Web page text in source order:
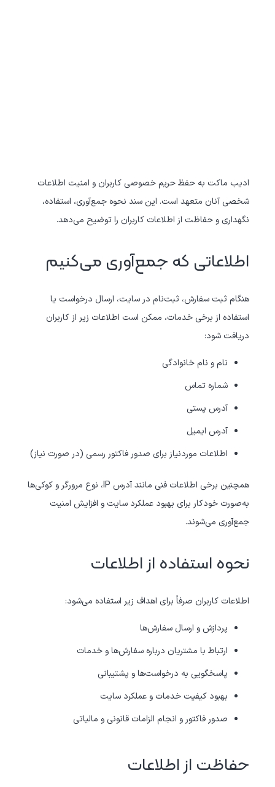
ادیب ماکت به حفظ حریم خصوصی کاربران و امنیت اطلاعات
شخصی آنان متعهد است. این سند نحوه جمع‌آوری، استفاده،
نگهداری و حفاظت از اطلاعات کاربران را توضیح می‌دهد.
اطلاعاتی که جمع‌آوری می‌کنیم
هنگام ثبت سفارش، ثبت‌نام در سایت، ارسال درخواست یا
استفاده از برخی خدمات، ممکن است اطلاعات زیر از کاربران
دریافت شود:
نام و نام خانوادگی
شماره تماس
آدرس پستی
آدرس ایمیل
اطلاعات موردنیاز برای صدور فاکتور رسمی (در صورت نیاز)
همچنین برخی اطلاعات فنی مانند آدرس IP، نوع مرورگر و کوکی‌ها
به‌صورت خودکار برای بهبود عملکرد سایت و افزایش امنیت
جمع‌آوری می‌شوند.
نحوه استفاده از اطلاعات
اطلاعات کاربران صرفاً برای اهداف زیر استفاده می‌شود:
پردازش و ارسال سفارش‌ها
ارتباط با مشتریان درباره سفارش‌ها و خدمات
پاسخگویی به درخواست‌ها و پشتیبانی
بهبود کیفیت خدمات و عملکرد سایت
صدور فاکتور و انجام الزامات قانونی و مالیاتی
حفاظت از اطلاعات